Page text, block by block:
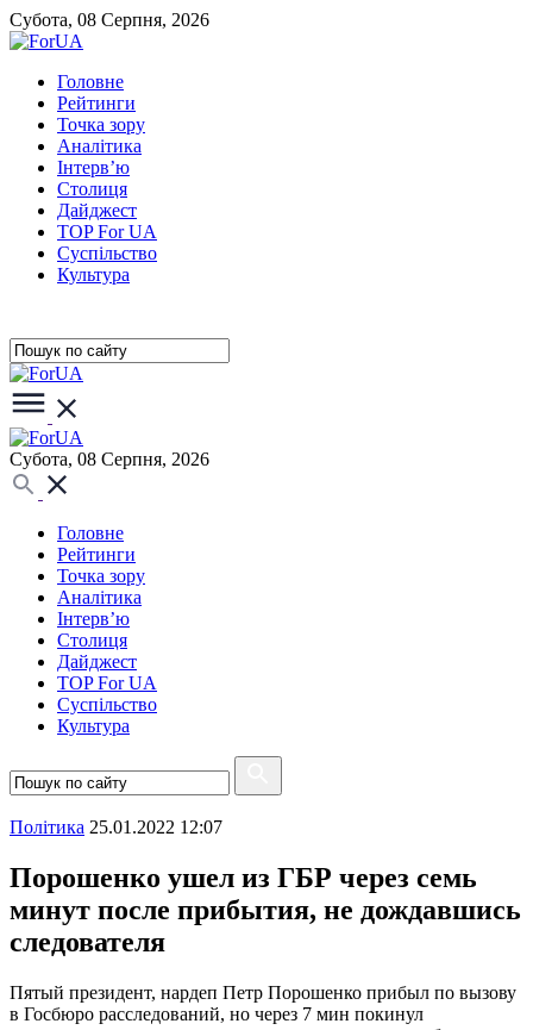
Субота, 08 Серпня, 2026
Головне
Рейтинги
Точка зору
Аналітика
Інтерв’ю
Столиця
Дайджест
TOP For UA
Суспiльство
Культура
Субота, 08 Серпня, 2026
Головне
Рейтинги
Точка зору
Аналітика
Інтерв’ю
Столиця
Дайджест
TOP For UA
Суспiльство
Культура
Полiтика 25.01.2022 12:07
Порошенко ушел из ГБР через семь
минут после прибытия, не дождавшись
следователя
Пятый президент, нардеп Петр Порошенко прибыл по вызову
в Госбюро расследований, но через 7 мин покинул